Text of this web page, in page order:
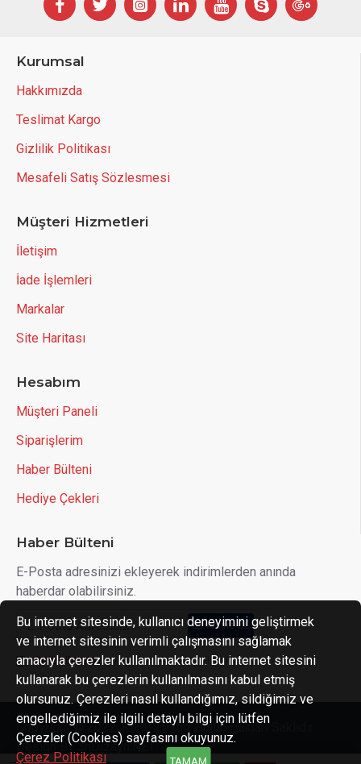
Kurumsal
Hakkımızda
Teslimat Kargo
Gizlilik Politikası
Mesafeli Satış Sözlesmesi
Müşteri Hizmetleri
İletişim
İade İşlemleri
Markalar
Site Haritası
Hesabım
Müşteri Paneli
Siparişlerim
Haber Bülteni
Hediye Çekleri
Haber Bülteni
E-Posta adresinizi ekleyerek indirimlerden anında
haberdar olabilirsiniz.
Abone OL
Gizlilik Politikası 'ni okudum ve kabul ediyorum.
Copyright © 2022, Koral Zeytin, Bütün Hakları Saklıdır.
Design By 3nDizayn.NET
TAMAM
Bu internet sitesinde, kullanıcı deneyimini geliştirmek
ve internet sitesinin verimli çalışmasını sağlamak
amacıyla çerezler kullanılmaktadır. Bu internet sitesini
kullanarak bu çerezlerin kullanılmasını kabul etmiş
olursunuz. Çerezleri nasıl kullandığımız, sildiğimiz ve
engellediğimiz ile ilgili detaylı bilgi için lütfen
Çerezler (Cookies) sayfasını okuyunuz.
Çerez Politikası